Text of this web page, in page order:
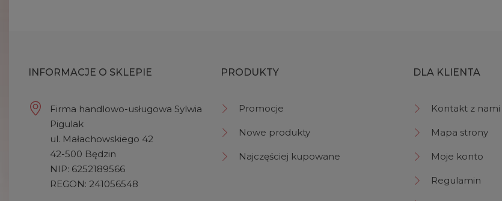
INFORMACJE O SKLEPIE
Firma handlowo-usługowa Sylwia
Pigulak
ul. Małachowskiego 42
42-500 Będzin
NIP: 6252189566
REGON: 241056548
PRODUKTY
Promocje
Nowe produkty
Najczęściej kupowane
DLA KLIENTA
Kontakt z nami
Mapa strony
Moje konto
Regulamin